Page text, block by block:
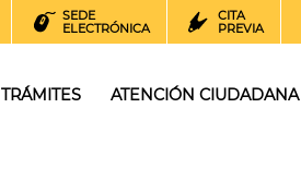
SEDE
ELECTRÓNICA
CITA
PREVIA
TRÁMITES ATENCIÓN CIUDADANA